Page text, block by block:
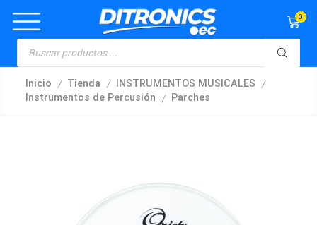
0
Inicio / Tienda / INSTRUMENTOS MUSICALES /
Instrumentos de Percusión / Parches